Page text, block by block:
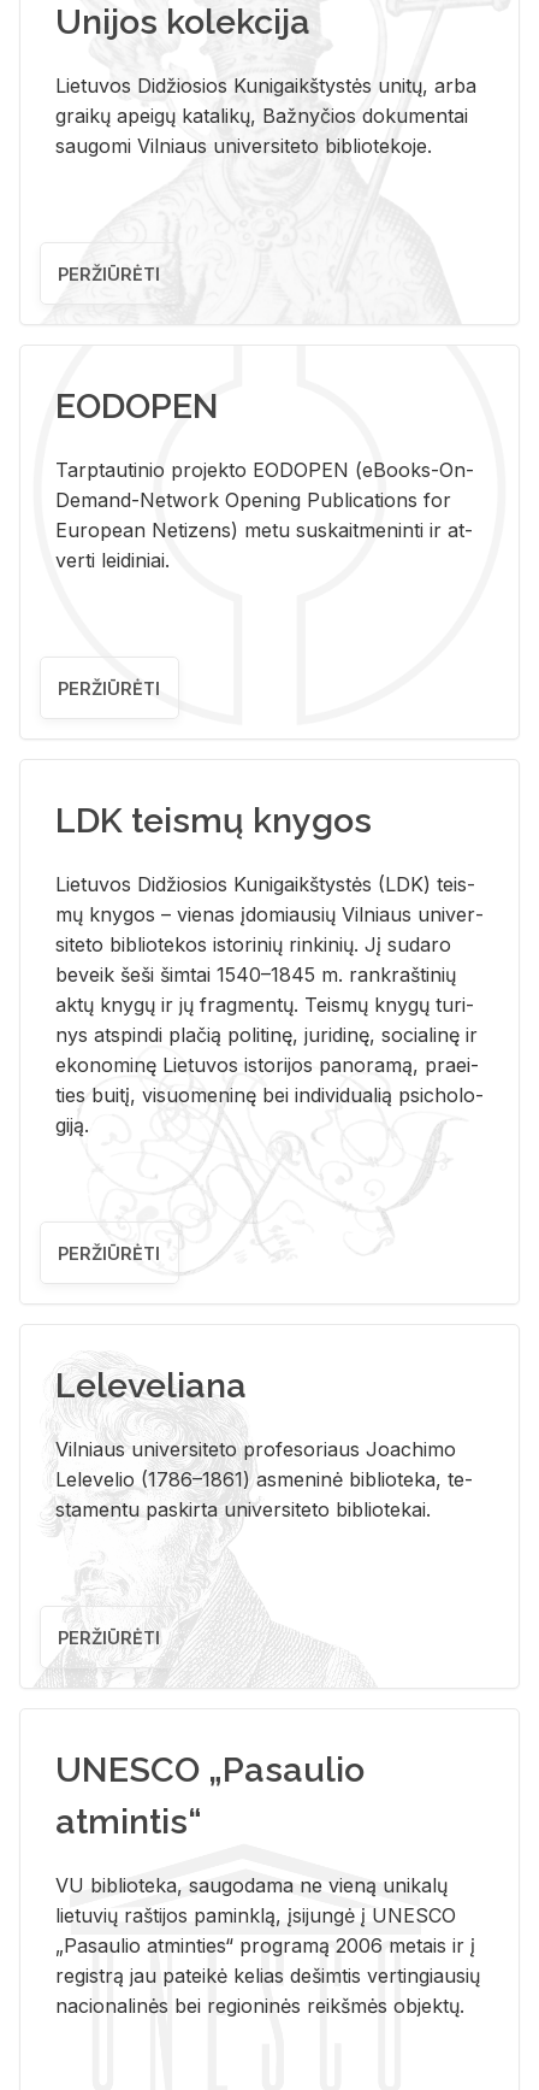
Unijos kolekcija
Lietuvos Didžiosios Kunigaikštystės unitų, arba
graikų apeigų katalikų, Bažnyčios dokumentai
saugomi Vilniaus universiteto bibliotekoje.
PERŽIŪRĖTI
EODOPEN
Tarp­tau­ti­nio pro­jek­to EO­DO­PEN (eBo­oks-On-
De­mand-Ne­twork Ope­ning Pub­li­ca­tions for
Eu­ro­pe­an Ne­ti­zens) metu su­skait­me­nin­ti ir at­
ver­ti lei­di­niai.
PERŽIŪRĖTI
LDK teismų knygos
Lie­tu­vos Di­džio­sios Ku­ni­gaikš­tys­tės (LDK) teis­
mų kny­gos – vie­nas įdo­miau­sių Vil­niaus uni­ver­
si­te­to bi­b­lio­te­kos is­to­ri­nių rin­ki­nių. Jį su­da­ro
be­veik šeši šim­tai 1540–1845 m. rank­raš­ti­nių
aktų kny­gų ir jų frag­men­tų. Teis­mų kny­gų tu­ri­
nys at­spin­di pla­čią po­li­ti­nę, ju­ri­di­nę, so­cia­li­nę ir
eko­no­mi­nę Lie­tu­vos is­to­ri­jos pa­no­ra­mą, pra­ei­
ties bui­tį, vi­suo­me­ni­nę bei in­di­vi­dua­lią psi­cho­lo­
gi­ją.
PERŽIŪRĖTI
Leleveliana
Vil­niaus uni­ver­si­te­to pro­fe­so­riaus Jo­a­chi­mo
Le­le­ve­lio (1786–1861) as­me­ni­nė bi­b­lio­te­ka, te­
sta­men­tu pa­skir­ta uni­ver­si­te­to bi­b­lio­te­kai.
PERŽIŪRĖTI
UNESCO „Pasaulio
atmintis“
VU biblioteka, saugodama ne vieną unikalų
lietuvių raštijos paminklą, įsijungė į UNESCO
„Pasaulio atminties“ programą 2006 metais ir į
registrą jau pateikė kelias dešimtis vertingiausių
nacionalinės bei regioninės reikšmės objektų.